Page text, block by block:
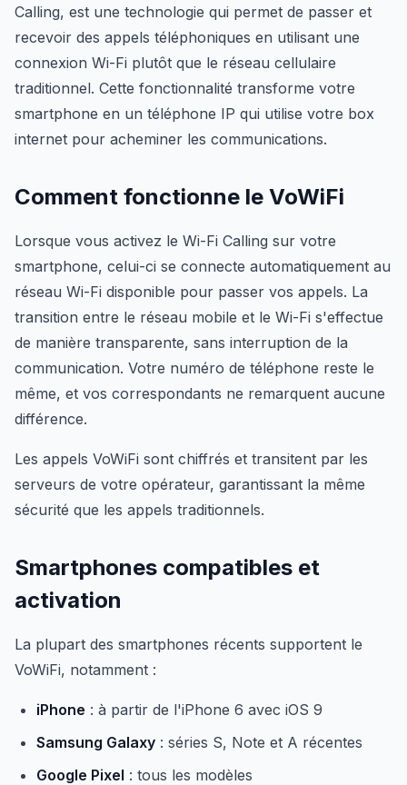
Calling, est une technologie qui permet de passer et
recevoir des appels téléphoniques en utilisant une
connexion Wi-Fi plutôt que le réseau cellulaire
traditionnel. Cette fonctionnalité transforme votre
smartphone en un téléphone IP qui utilise votre box
internet pour acheminer les communications.
Comment fonctionne le VoWiFi
Lorsque vous activez le Wi-Fi Calling sur votre
smartphone, celui-ci se connecte automatiquement au
réseau Wi-Fi disponible pour passer vos appels. La
transition entre le réseau mobile et le Wi-Fi s'effectue
de manière transparente, sans interruption de la
communication. Votre numéro de téléphone reste le
même, et vos correspondants ne remarquent aucune
différence.
Les appels VoWiFi sont chiffrés et transitent par les
serveurs de votre opérateur, garantissant la même
sécurité que les appels traditionnels.
Smartphones compatibles et
activation
La plupart des smartphones récents supportent le
VoWiFi, notamment :
iPhone : à partir de l'iPhone 6 avec iOS 9
Samsung Galaxy : séries S, Note et A récentes
Google Pixel : tous les modèles